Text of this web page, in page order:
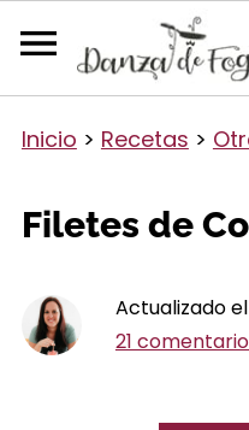
Inicio > Recetas >
Filetes de
Actualizado
21